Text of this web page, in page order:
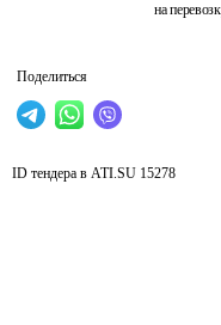
на
Поделиться
ID тендера в ATI.SU 15278